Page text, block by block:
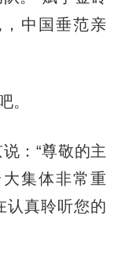
中国垂范亲
。
：“尊敬的主
集体非常重
认真聆听您的